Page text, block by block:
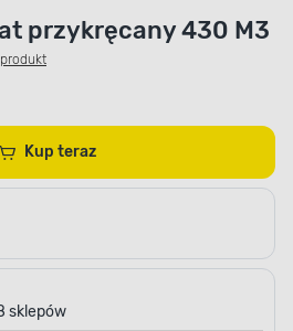
przykręcany 430 M3
Kup teraz
sklepów